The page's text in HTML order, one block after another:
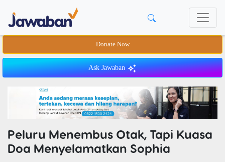
Donate Now
Ask Jawaban
Peluru Menembus Otak, Tapi Kuasa
Doa Menyelamatkan Sophia